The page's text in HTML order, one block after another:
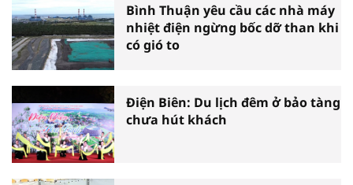
Bình Thuận yêu cầu các nhà máy
nhiệt điện ngừng bốc dỡ than khi
có gió to
Điện Biên: Du lịch đêm ở bảo tàng
chưa hút khách